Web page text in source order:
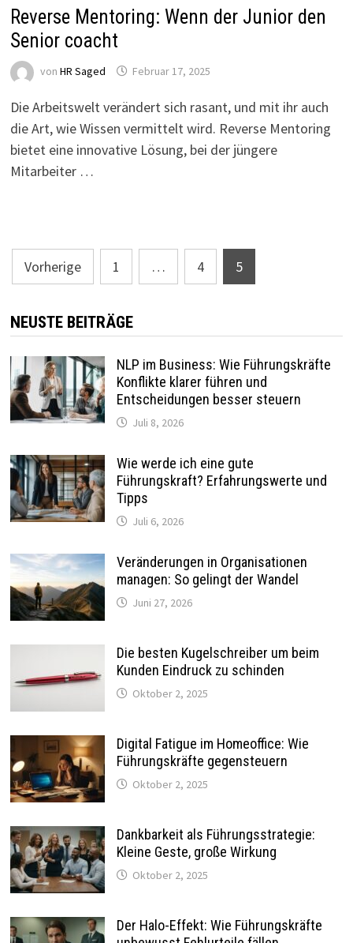
Reverse Mentoring: Wenn der Junior den
Senior coacht
von HR Saged Februar 17, 2025
Die Arbeitswelt verändert sich rasant, und mit ihr auch
die Art, wie Wissen vermittelt wird. Reverse Mentoring
bietet eine innovative Lösung, bei der jüngere
Mitarbeiter …
Seitennummerierung
der
Beiträge
Vorherige 1 … 4 5
NEUSTE BEITRÄGE
NLP im Business: Wie Führungskräfte
Konflikte klarer führen und
Entscheidungen besser steuern
Juli 8, 2026
Wie werde ich eine gute
Führungskraft? Erfahrungswerte und
Tipps
Juli 6, 2026
Veränderungen in Organisationen
managen: So gelingt der Wandel
Juni 27, 2026
Die besten Kugelschreiber um beim
Kunden Eindruck zu schinden
Oktober 2, 2025
Digital Fatigue im Homeoffice: Wie
Führungskräfte gegensteuern
Oktober 2, 2025
Dankbarkeit als Führungsstrategie:
Kleine Geste, große Wirkung
Oktober 2, 2025
Der Halo-Effekt: Wie Führungskräfte